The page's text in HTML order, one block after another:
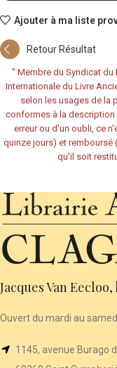
Ajouter à ma liste
Retour Résultat
" Membre du Syndicat du
Internationale du Livre
selon les usages de la
conformes à la description
erreur ou d'un oubli, ce
quinze jours) et remboursé
qu'il soit
Jacques Van
Ouvert du mardi au
1145, avenue Burago